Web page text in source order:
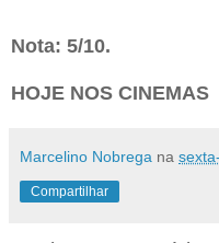
Nota: 5/10.
HOJE NOS CINEMAS
Marcelino Nobrega na
Compartilhar